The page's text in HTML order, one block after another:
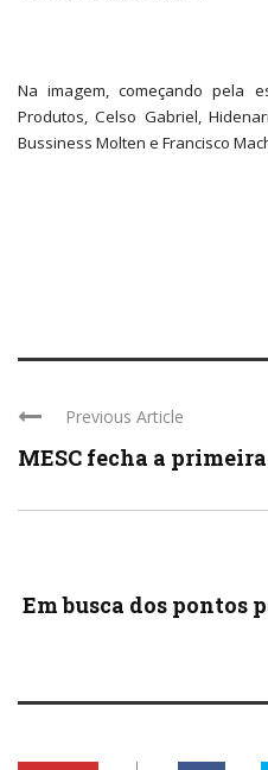
Na imagem, começando pela
Produtos, Celso Gabriel,
Bussiness Molten e Francisco
Previous Article
MESC fecha a
Em busca dos pontos